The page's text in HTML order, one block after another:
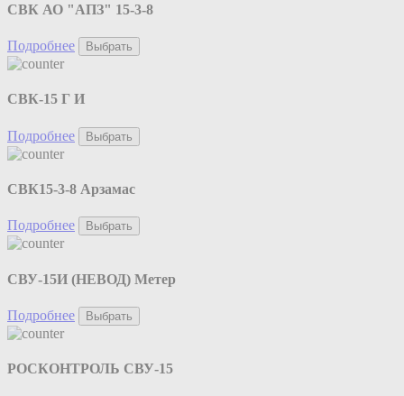
СВК АО "АПЗ" 15-3-8
Подробнее Выбрать
СВК-15 Г И
Подробнее Выбрать
СВК15-3-8 Арзамас
Подробнее Выбрать
СВУ-15И (НЕВОД) Метер
Подробнее Выбрать
РОСКОНТРОЛЬ СВУ-15